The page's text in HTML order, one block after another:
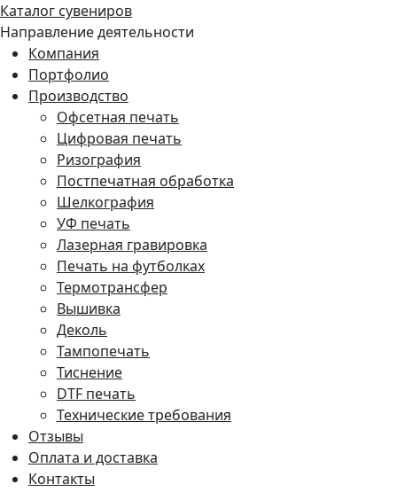
Каталог сувениров
Направление деятельности
Компания
Портфолио
Производство
Офсетная печать
Цифровая печать
Ризография
Постпечатная обработка
Шелкография
УФ печать
Лазерная гравировка
Печать на футболках
Термотрансфер
Вышивка
Деколь
Тампопечать
Тиснение
DTF печать
Технические требования
Отзывы
Оплата и доставка
Контакты